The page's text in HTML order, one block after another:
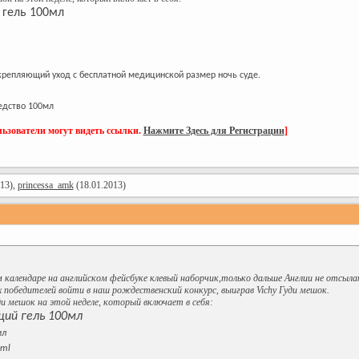
100мл
уход с бесплатной медицинской размер ночь суде.
100мл
могут видеть ссылки. Нажмите Здесь для Регистрации]
princessa_amk(18.01.2013)
на английском фейсбуке клевый наборчик,только дальше Англии не
войти в наш рождественский конкурс, выиграв Vichy Гуди мешок.
мешок на этой неделе, который включает в себя:
гель 100мл